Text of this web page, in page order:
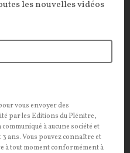
risque de desservir
appuie notre lecteur.
commentaires
les nouvelles vidéos
vous envoyer des
par les Editions du Plénitre,
à aucune société et
ans. Vous pouvez connaître et
à tout moment conformément à